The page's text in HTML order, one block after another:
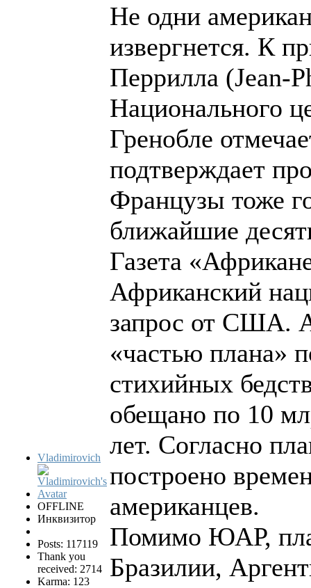
Vladimirovich
OFFLINE
Инквизитор
Posts: 117119
Thank you
received: 2714
Karma: 123
Не одни
извергнется. К
Перрилла (Jean-
Национального
Гренобле
подтверждает
Французы тоже
ближайшие
Газета
Африканский
запрос от США.
«частью плана»
стихийных
обещано по 10
лет. Согласно
построено
американцев.
Помимо ЮАР,
Бразилии,